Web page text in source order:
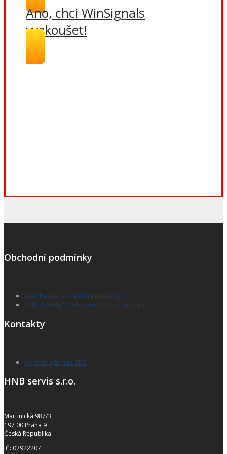
Ano, chci WinSignals
vyzkoušet!
Obchodní podmínky
Všeobecné obchodní podmínky
GDPR ready – Ochrana osobních údajů
Kontakty
Kontaktujte nás ZDE
HNB servis s.r.o.
Martinická 987/3
197 00 Praha 9
Česká Republika
IČ: 02922207